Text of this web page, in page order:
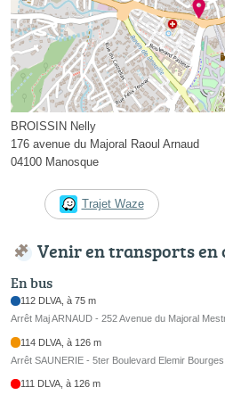
BROISSIN Nelly
176 avenue du Majoral Raoul Arnaud
04100 Manosque
Trajet Waze
Venir en transports en
En bus
112 DLVA, à 75 m
Arrêt Maj ARNAUD - 252 Avenue du Majoral
114 DLVA, à 126 m
Arrêt SAUNERIE - 5ter Boulevard Elemir Bourges
111 DLVA, à 126 m